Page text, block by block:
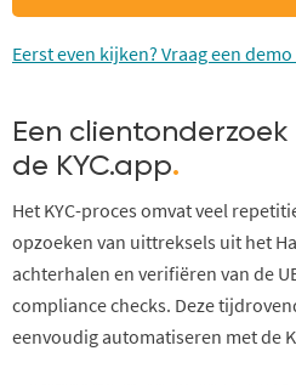
Eerst even kijken? Vraag een demo
Een
de KYC.app.
Het KYC-proces omvat veel
opzoeken van uittreksels uit het
achterhalen en verifiëren van de
compliance checks. Deze
eenvoudig automatiseren met de